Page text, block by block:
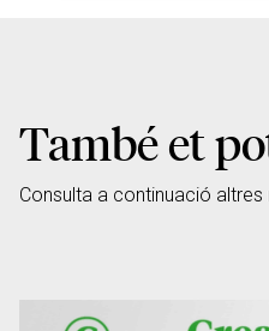
També et
Consulta a continuació